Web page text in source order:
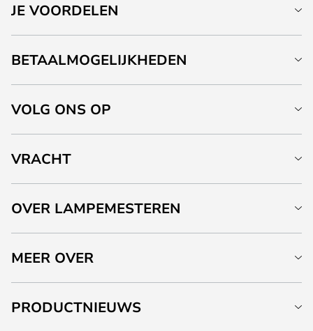
JE VOORDELEN
BETAALMOGELIJKHEDEN
VOLG ONS OP
VRACHT
OVER LAMPEMESTEREN
MEER OVER
PRODUCTNIEUWS